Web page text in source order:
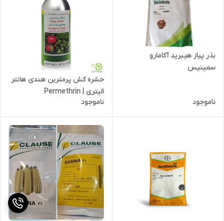
بذر پیاز هیبرید آکامارو
سمینیس
ناموجود
حشره کش پرمترین هندی هانتر
1لیتری | Permethrin
ناموجود